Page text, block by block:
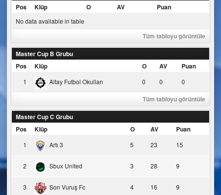
Pos
Klüp O AV Puan
No data available in table
Tüm tabloyu görüntüle
Master Cup B Grubu
Pos
Klüp O AV Puan
1 Altay Futbol Okulları 0 0 0
Tüm tabloyu görüntüle
Master Cup C Grubu
Pos
Klüp O AV Puan
1 Artı 3 5 23 15
2 Sbux United 3 28 9
3 Son Vuruş Fc 4 16 9